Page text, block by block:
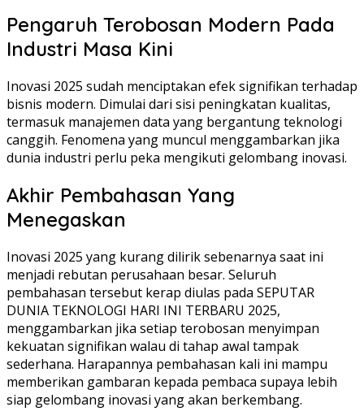
Pengaruh Terobosan Modern Pada
Industri Masa Kini
Inovasi 2025 sudah menciptakan efek signifikan terhadap
bisnis modern. Dimulai dari sisi peningkatan kualitas,
termasuk manajemen data yang bergantung teknologi
canggih. Fenomena yang muncul menggambarkan jika
dunia industri perlu peka mengikuti gelombang inovasi.
Akhir Pembahasan Yang
Menegaskan
Inovasi 2025 yang kurang dilirik sebenarnya saat ini
menjadi rebutan perusahaan besar. Seluruh
pembahasan tersebut kerap diulas pada SEPUTAR
DUNIA TEKNOLOGI HARI INI TERBARU 2025,
menggambarkan jika setiap terobosan menyimpan
kekuatan signifikan walau di tahap awal tampak
sederhana. Harapannya pembahasan kali ini mampu
memberikan gambaran kepada pembaca supaya lebih
siap gelombang inovasi yang akan berkembang.